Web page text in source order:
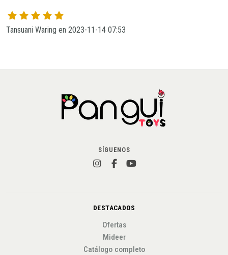
Tansuani Waring en 2023-11-14 07:53
SÍGUENOS
DESTACADOS
Ofertas
Mideer
Catálogo completo